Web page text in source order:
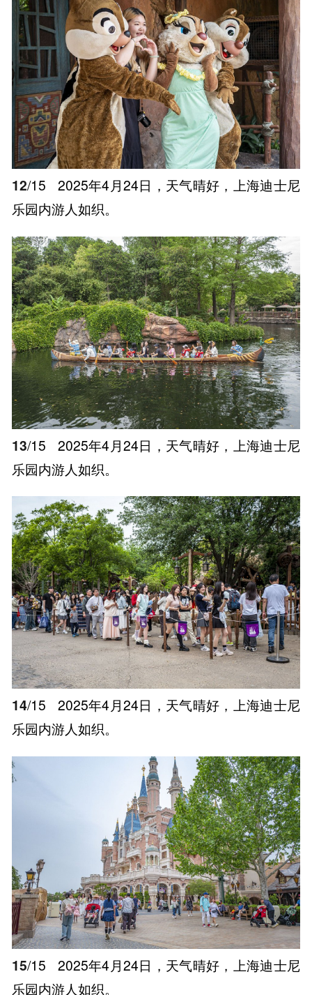
12/15
2025年4月24日，天气晴好，上海迪士尼
乐园内游人如织。
13/15
2025年4月24日，天气晴好，上海迪士尼
乐园内游人如织。
14/15
2025年4月24日，天气晴好，上海迪士尼
乐园内游人如织。
15/15
2025年4月24日，天气晴好，上海迪士尼
乐园内游人如织。